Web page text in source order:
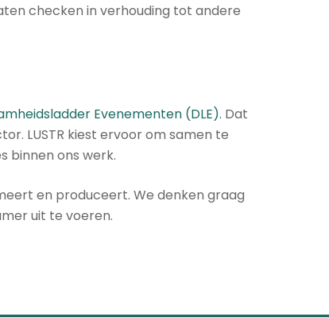
checken in verhouding tot andere
Evenementen (DLE). Dat
LUSTR kiest ervoor om samen te
binnen ons werk.
en produceert. We denken graag
uit te voeren.